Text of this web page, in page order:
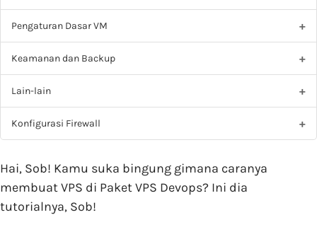
Pengaturan Dasar VM
Keamanan dan Backup
Lain-lain
Konfigurasi Firewall
Hai, Sob! Kamu suka bingung gimana caranya
membuat VPS di Paket VPS Devops? Ini dia
tutorialnya, Sob!